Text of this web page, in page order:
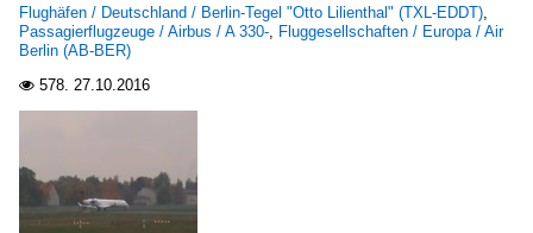
Flughäfen / Deutschland / Berlin-Tegel "Otto Lilienthal" (TXL-EDDT),
Passagierflugzeuge / Airbus / A 330-, Fluggesellschaften / Europa / Air
Berlin (AB-BER)
 578. 27.10.2016